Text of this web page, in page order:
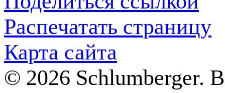
Распечатать страницу
Карта сайта
© 2026 Schlumberger.